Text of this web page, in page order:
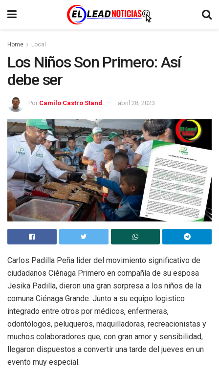
Home Local
Los Niños Son Primero: Así
debe ser
Por Camilo Castro Stand abril 28, 2023
Carlos Padilla Peña lider del movimiento significativo de
ciudadanos Ciénaga Primero en compañía de su esposa
Jesika Padilla, dieron una gran sorpresa a los niños de la
comuna Ciénaga Grande. Junto a su equipo logistico
integrado entre otros por médicos, enfermeras,
odontólogos, peluqueros, maquilladoras, recreacionistas y
muchos colaboradores que, con gran amor y sensibilidad,
llegaron dispuestos a convertir una tarde del jueves en un
evento muy especial.